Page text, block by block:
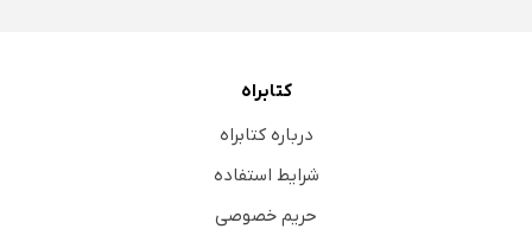
کتابراه
درباره کتابراه
شرایط استفاده
حریم خصوصی